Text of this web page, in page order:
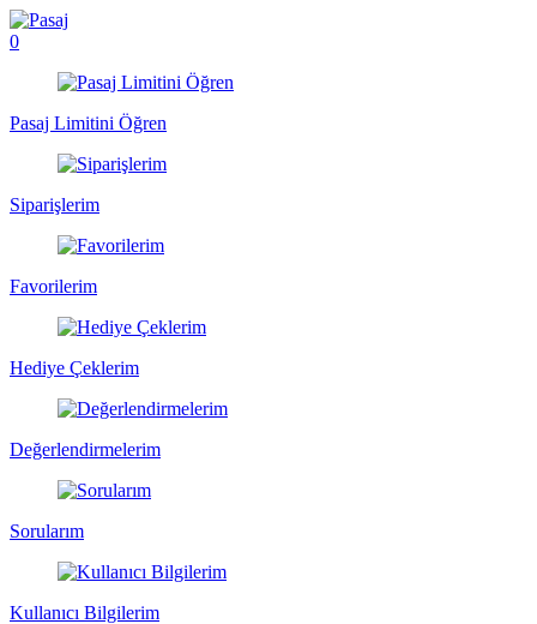
0
Pasaj Limitini Öğren
Siparişlerim
Favorilerim
Hediye Çeklerim
Değerlendirmelerim
Sorularım
Kullanıcı Bilgilerim